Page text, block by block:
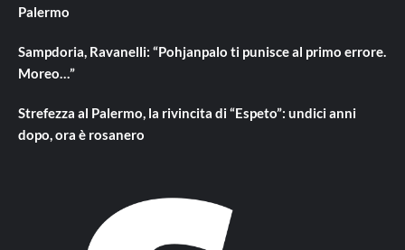
Palermo
Sampdoria, Ravanelli: “Pohjanpalo ti punisce al primo errore.
Moreo…”
Strefezza al Palermo, la rivincita di “Espeto”: undici anni
dopo, ora è rosanero